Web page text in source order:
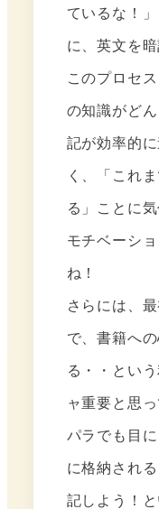
ているな！
に、英文を
このプロセ
の知識がど
記が効率的
く、「これ
る」ことに
モチベーシ
ね！
さらには、
で、書籍へ
る・・とい
ャ重要と思
パラでも目
に格納され
記しよう！